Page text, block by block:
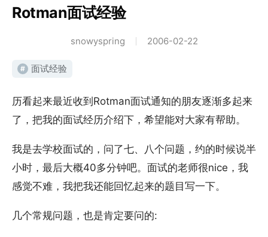
Rotman面试经验
snowyspring 2006-02-22
# 面试经验
历看起来最近收到Rotman面试通知的朋友逐渐多起来
了，把我的面试经历介绍下，希望能对大家有帮助。
我是去学校面试的，问了七、八个问题，约的时候说半
小时，最后大概40多分钟吧。面试的老师很nice，我
感觉不难，我把我还能回忆起来的题目写一下。
几个常规问题，也是肯定要问的: